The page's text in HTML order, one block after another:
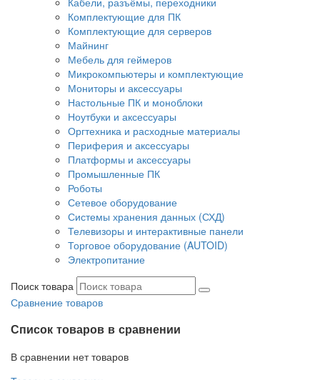
Комплектующие для ПК
Комплектующие для серверов
Майнинг
Мебель для геймеров
Микрокомпьютеры и комплектующие
Мониторы и аксессуары
Настольные ПК и моноблоки
Ноутбуки и аксессуары
Оргтехника и расходные материалы
Периферия и аксессуары
Платформы и аксессуары
Промышленные ПК
Роботы
Сетевое оборудование
Системы хранения данных (СХД)
Телевизоры и интерактивные панели
Торговое оборудование (AUTOID)
Электропитание
Поиск товара
Сравнение товаров
Список товаров в сравнении
В сравнении нет товаров